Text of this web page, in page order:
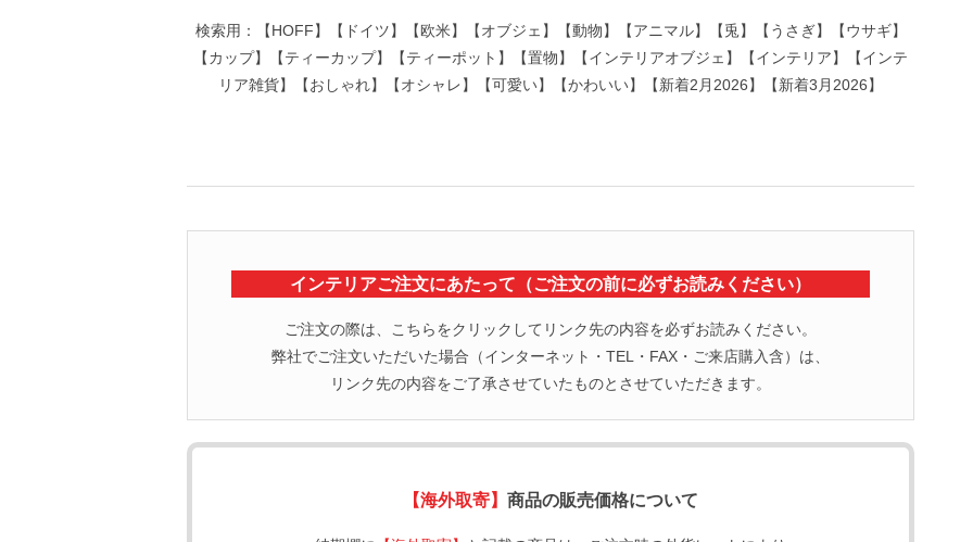
検索用：【HOFF】【ドイツ】【欧米】【オブジェ】【動物】【アニマル】【兎】【うさぎ】【ウサギ】
【カップ】【ティーカップ】【ティーポット】【置物】【インテリアオブジェ】【インテリア】【インテ
リア雑貨】【おしゃれ】【オシャレ】【可愛い】【かわいい】【新着2月2026】【新着3月2026】
インテリアご注文にあたって（ご注文の前に必ずお読みください）
ご注文の際は、こちらをクリックしてリンク先の内容を必ずお読みください。
弊社でご注文いただいた場合（インターネット・TEL・FAX・ご来店購入含）は、
リンク先の内容をご了承させていたものとさせていただきます。
【海外取寄】 商品の販売価格について